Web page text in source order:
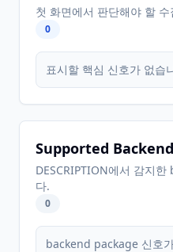
첫 화면에서 판단해야 할
0
표시할 핵심 신호가 없습
Supported
DESCRIPTION에서 감지
다.
0
backend package 신호